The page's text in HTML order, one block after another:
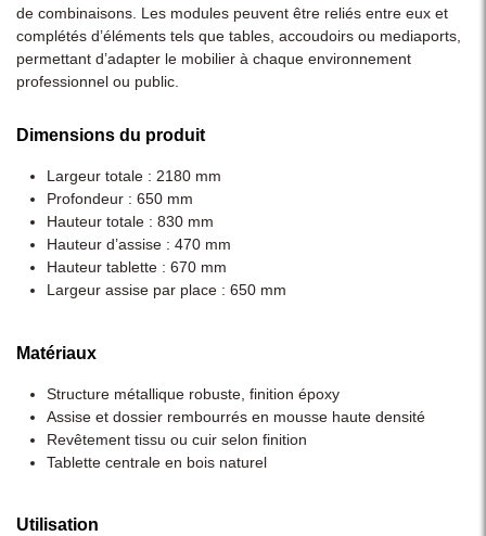
de combinaisons. Les modules peuvent être reliés entre eux et
complétés d’éléments tels que tables, accoudoirs ou mediaports,
permettant d’adapter le mobilier à chaque environnement
professionnel ou public.
Dimensions du produit
Largeur totale : 2180 mm
Profondeur : 650 mm
Hauteur totale : 830 mm
Hauteur d’assise : 470 mm
Hauteur tablette : 670 mm
Largeur assise par place : 650 mm
Matériaux
Structure métallique robuste, finition époxy
Assise et dossier rembourrés en mousse haute densité
Revêtement tissu ou cuir selon finition
Tablette centrale en bois naturel
Utilisation